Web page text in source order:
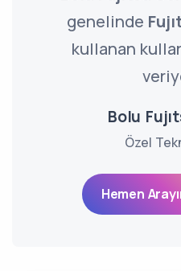
genelinde
kullanan
Bolu
Özel
Hemen